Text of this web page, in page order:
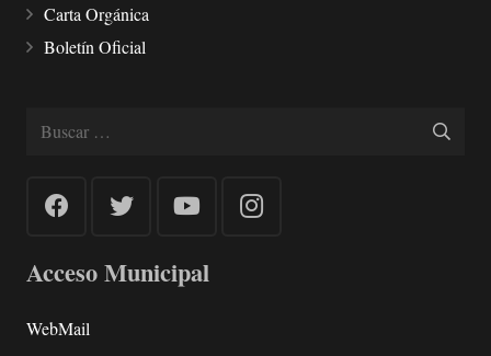
Carta Orgánica
Boletín Oficial
Buscar:
Acceso Municipal
WebMail